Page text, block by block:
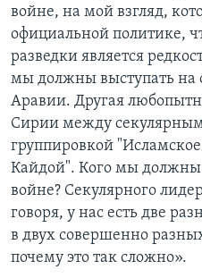
войне, на мой взгляд,
официальной политике,
разведки является
мы должны выступать на
Аравии. Другая
Сирии между
группировкой
Кайдой". Кого мы должны
войне? Секулярного
говоря, у нас есть две
в двух совершенно
почему это так сложно».